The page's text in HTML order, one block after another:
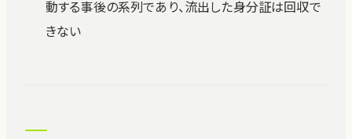
動する事後の系列であり、流出した身分証は回収で
きない